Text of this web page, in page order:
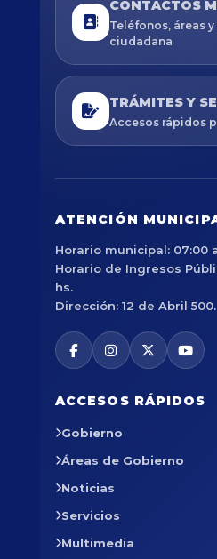
CONTACTOS
Teléfonos, áreas
ciudadana
TRÁMITES Y
Accesos rápidos
ATENCIÓN
Horario municipal: 07:00
Horario de Ingresos
hs.
Dirección: 12 de Abril 500.
ACCESOS RÁPIDOS
Gobierno
Áreas de Gobierno
Noticias
Servicios
Multimedia